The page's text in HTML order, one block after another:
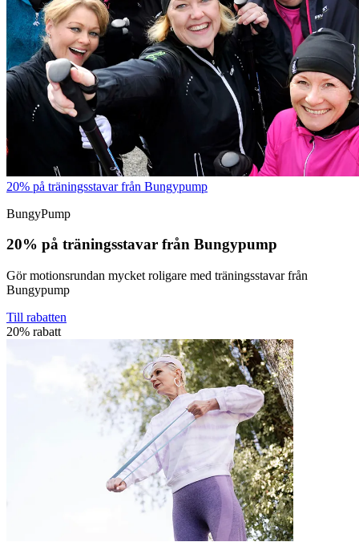
20% på träningsstavar från Bungypump
BungyPump
20% på träningsstavar från Bungypump
Gör motionsrundan mycket roligare med träningsstavar från
Bungypump
Till rabatten
20% rabatt